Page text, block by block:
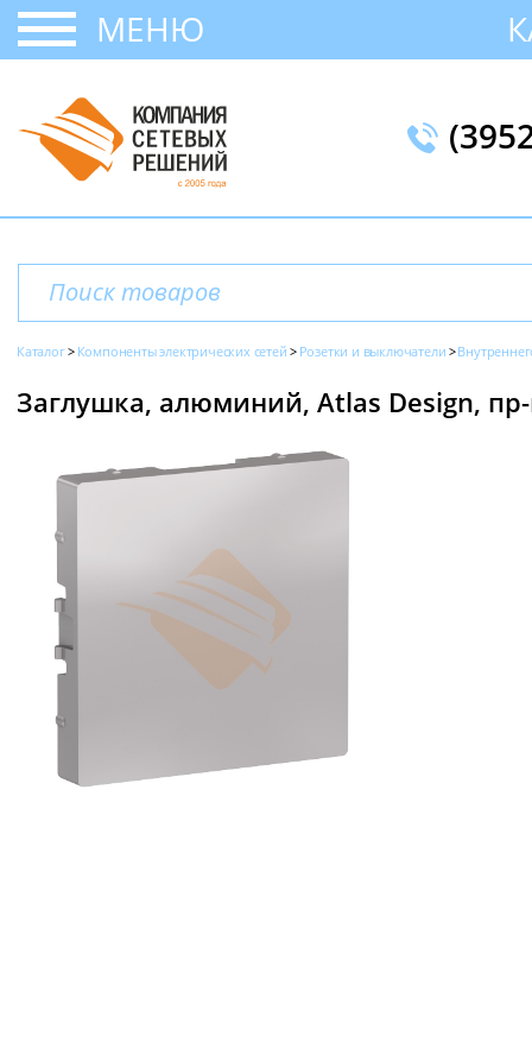
МЕНЮ
Каталог Компоненты электрических сетей Розетки и выключатели
Заглушка, алюминий, Atlas Design,